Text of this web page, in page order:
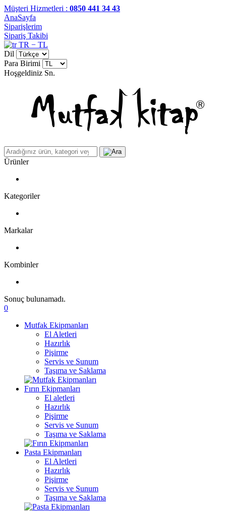
Müşteri Hizmetleri : 0850 441 34 43
AnaSayfa
Siparişlerim
Sipariş Takibi
TR − TL
Dil
Para Birimi
Hoşgeldiniz Sn.
Ürünler
Kategoriler
Markalar
Kombinler
Sonuç bulunamadı.
0
Mutfak Ekipmanları
El Aletleri
Hazırlık
Pişirme
Servis ve Sunum
Taşıma ve Saklama
Fırın Ekipmanları
El aletleri
Hazırlık
Pişirme
Servis ve Sunum
Taşıma ve Saklama
Pasta Ekipmanları
El Aletleri
Hazırlık
Pişirme
Servis ve Sunum
Taşıma ve Saklama